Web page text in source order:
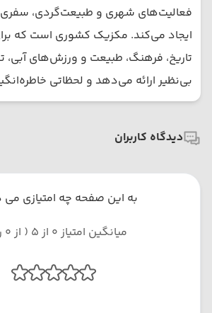
فعالیت‌های شهری و طبیعت‌گردی،
ایجاد می‌کند. مکزیک کشوری است که
تاریخ، فرهنگ، طبیعت و ورزش‌های آبی،
بی‌نظیر ارائه می‌دهد و لحظاتی
دیدگاه کاربران
به این صفحه چه امتیازی
میانگین امتیاز 0 از 5 ( از 0 رای )